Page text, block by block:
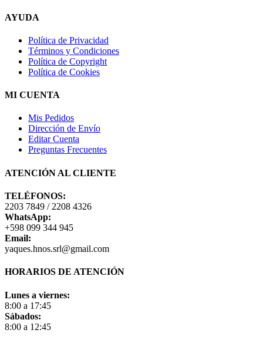
AYUDA
Política de Privacidad
Términos y Condiciones
Política de Copyright
Política de Cookies
MI CUENTA
Mis Pedidos
Dirección de Envío
Editar Cuenta
Preguntas Frecuentes
ATENCIÓN AL CLIENTE
TELÉFONOS:
2203 7849 / 2208 4326
WhatsApp:
+598 099 344 945
Email:
yaques.hnos.srl@gmail.com
HORARIOS DE ATENCIÓN
Lunes a viernes:
8:00 a 17:45
Sábados:
8:00 a 12:45